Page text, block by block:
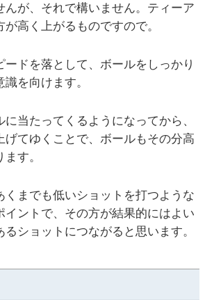
んが、それで構いません。ティーア
高く上がるものですので。
ドを落として、ボールをしっかり
を向けます。
当たってくるようになってから、
げてゆくことで、ボールもその分高
す。
くまでも低いショットを打つような
イントで、その方が結果的にはよい
ショットにつながると思います。